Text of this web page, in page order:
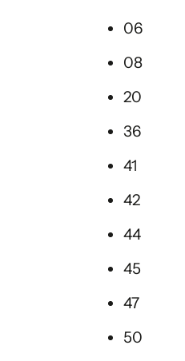
06
08
20
36
41
42
44
45
47
50